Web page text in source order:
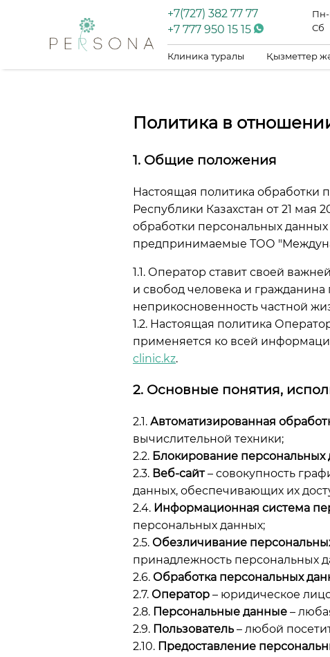
+7(727) 382 77 77
+7 777 950 15 15
Сб
Клиника туралы Қызметтер
Политика в
1. Общие положения
Настоящая политика обработки
Республики Казахстан от 21
обработки персональных
предпринимаемые ТОО
1.1. Оператор ставит своей
и свобод человека и
неприкосновенность частной
1.2. Настоящая политика
применяется ко всей
clinic.kz.
2. Основные понятия,
2.1. Автоматизированная
вычислительной техники;
2.2. Блокирование персональных
2.3. Веб-сайт– совокупность
данных, обеспечивающих их
2.4. Информационная система
персональных данных;
2.5. Обезличивание
принадлежность персональных
2.6. Обработка персональных
2.7. Оператор – юридическое
2.8.
Персональные данные –
2.9.
Пользователь – любой
2.10.
Предоставление